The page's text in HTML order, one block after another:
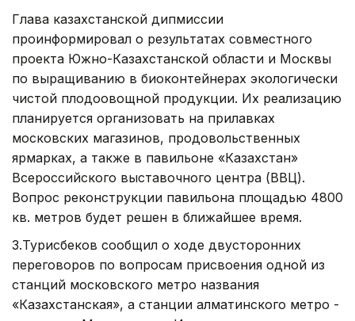
Глава казахстанской дипмиссии
проинформировал о результатах совместного
проекта Южно-Казахстанской области и Москвы
по выращиванию в биоконтейнерах экологически
чистой плодоовощной продукции. Их реализацию
планируется организовать на прилавках
московских магазинов, продовольственных
ярмарках, а также в павильоне «Казахстан»
Всероссийского выставочного центра (ВВЦ).
Вопрос реконструкции павильона площадью 4800
кв. метров будет решен в ближайшее время.
З.Турисбеков сообщил о ходе двусторонних
переговоров по вопросам присвоения одной из
станций московского метро названия
«Казахстанская», а станции алматинского метро -